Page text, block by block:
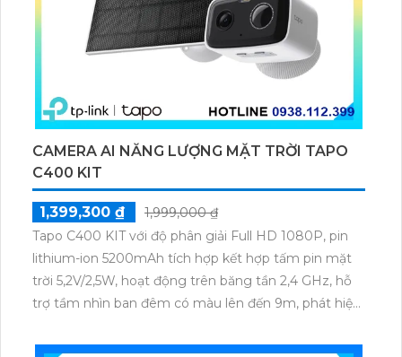
CAMERA AI NĂNG LƯỢNG MẶT TRỜI TAPO
C400 KIT
1,399,300 ₫
1,999,000 ₫
Tapo C400 KIT với độ phân giải Full HD 1080P, pin
lithium-ion 5200mAh tích hợp kết hợp tấm pin mặt
trời 5,2V/2,5W, hoạt động trên băng tần 2,4 GHz, hỗ
trợ tầm nhìn ban đêm có màu lên đến 9m, phát hiện
dữ liệu qua thẻ microSD lên đến 512GB.